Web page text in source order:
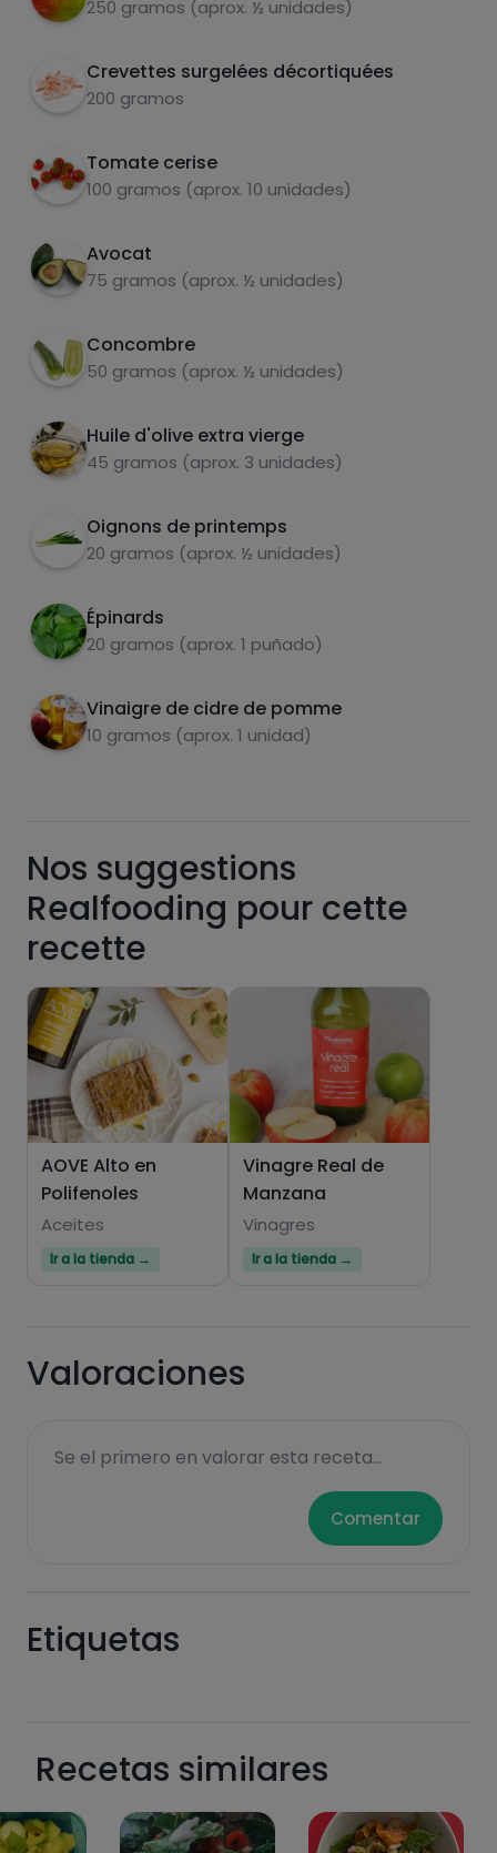
250 gramos (aprox. ½ unidades)
Crevettes surgelées décortiquées
200 gramos
Tomate cerise
100 gramos (aprox. 10 unidades)
Avocat
75 gramos (aprox. ½ unidades)
Concombre
50 gramos (aprox. ½ unidades)
Huile d'olive extra vierge
45 gramos (aprox. 3 unidades)
Oignons de printemps
20 gramos (aprox. ½ unidades)
Épinards
20 gramos (aprox. 1 puñado)
Vinaigre de cidre de pomme
10 gramos (aprox. 1 unidad)
carbohydrates protéines
sucres
graisses
Hazte PLUS para ver la información nutricional
Nos suggestions
Realfooding pour cette
recette
AOVE Alto en
Polifenoles
Aceites
Ir a la tienda →
Vinagre Real de
Manzana
Vinagres
Ir a la tienda →
Valoraciones
Se el primero en valorar esta receta...
Comentar
Etiquetas
Recetas similares